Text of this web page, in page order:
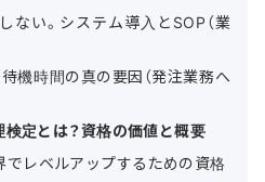
ない。システム導入とSOP（業
機時間の真の要因（発注業務へ
定とは？資格の価値と概要
でレベルアップするための資格